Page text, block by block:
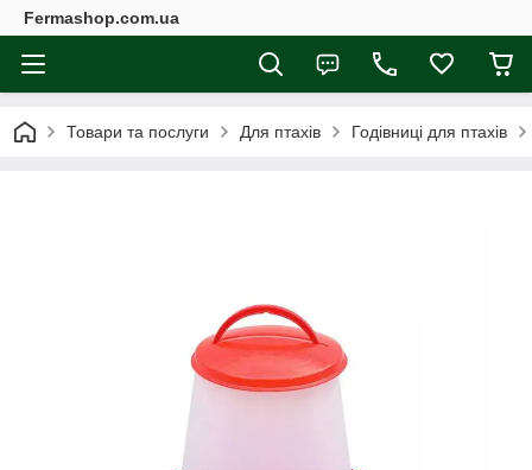
Fermashop.com.ua
Товари та послуги Для птахів Годівниці для птахів